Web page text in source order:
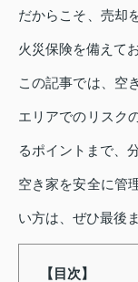
だからこそ、売却
火災保険を備えて
この記事では、空
エリアでのリスク
るポイントまで、
空き家を安全に管
い方は、ぜひ最後
【目次】